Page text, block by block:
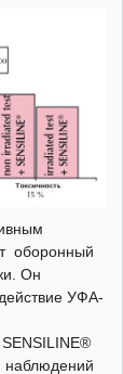
оборонный
Он
УФА-
наблюдений